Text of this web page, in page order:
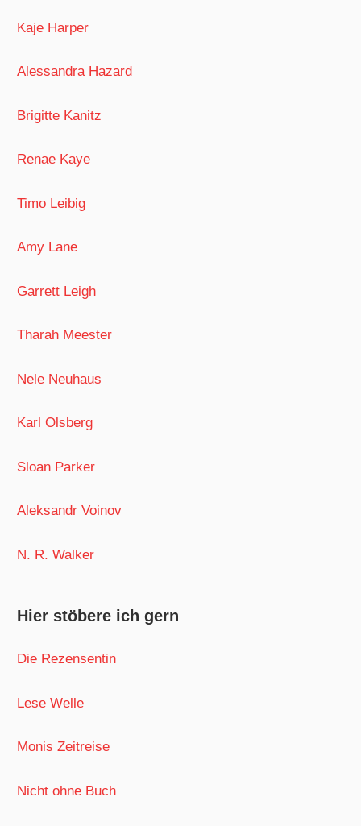
Kaje Harper
Alessandra Hazard
Brigitte Kanitz
Renae Kaye
Timo Leibig
Amy Lane
Garrett Leigh
Tharah Meester
Nele Neuhaus
Karl Olsberg
Sloan Parker
Aleksandr Voinov
N. R. Walker
Hier stöbere ich gern
Die Rezensentin
Lese Welle
Monis Zeitreise
Nicht ohne Buch